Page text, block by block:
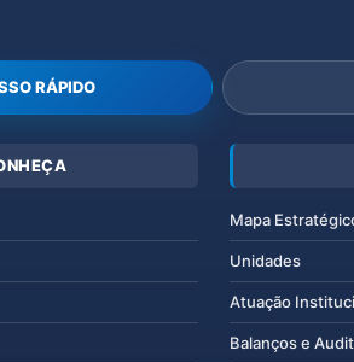
RÁPIDO
Mapa
Unidades
Atuação
Balanços e